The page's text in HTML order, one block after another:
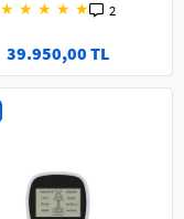
★ ★ ★ ★ ★ 2
39.950,00 TL